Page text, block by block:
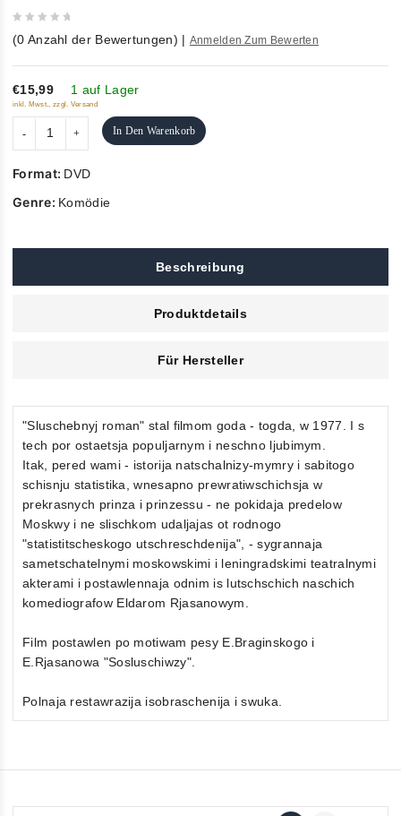
out
of
5
(0 Anzahl der Bewertungen) | Anmelden Zum Bewerten
€15,99 1 auf Lager
inkl. Mwst., zzgl. Versand
In Den Warenkorb
Format: DVD
Genre: Komödie
Beschreibung
Produktdetails
Für Hersteller
"Sluschebnyj roman" stal filmom goda - togda, w 1977. I s
tech por ostaetsja populjarnym i neschno ljubimym.
Itak, pered wami - istorija natschalnizy-mymry i sabitogo
schisnju statistika, wnesapno prewratiwschichsja w
prekrasnych prinza i prinzessu - ne pokidaja predelow
Moskwy i ne slischkom udaljajas ot rodnogo
"statistitscheskogo utschreschdenija", - sygrannaja
sametschatelnymi moskowskimi i leningradskimi teatralnymi
akterami i postawlennaja odnim is lutschschich naschich
komediografow Eldarom Rjasanowym.
Film postawlen po motiwam pesy E.Braginskogo i
E.Rjasanowa "Sosluschiwzy".
Polnaja restawrazija isobraschenija i swuka.